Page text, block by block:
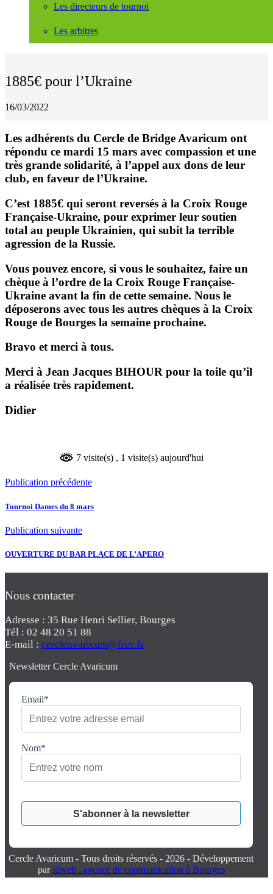
Les directeurs de tournoi
Les arbitres
1885€ pour l’Ukraine
16/03/2022
Les adhérents du Cercle de Bridge Avaricum ont
répondu ce mardi 15 mars avec compassion et une
très grande solidarité, à l’appel aux dons de leur
club, en faveur de l’Ukraine.
C’est 1885€ qui seront reversés à la Croix Rouge
Française-Ukraine, pour exprimer leur soutien
total au peuple Ukrainien, qui subit la terrible
agression de la Russie.
Vous pouvez encore, si vous le souhaitez, faire un
chèque à l’ordre de la Croix Rouge Française-
Ukraine avant la fin de cette semaine. Nous le
déposerons avec tous les autres chèques à la Croix
Rouge de Bourges la semaine prochaine.
Bravo et merci à tous.
Merci à Jean Jacques BIHOUR pour la toile qu’il
a réalisée très rapidement.
Didier
7 visite(s) , 1 visite(s) aujourd'hui
Publication précédente
Tournoi Dames du 8 mars
Publication suivante
OUVERTURE DU BAR PLACE DE L’APERO
Nous contacter
Adresse : 35 Rue Henri Sellier, Bourges
Tél : 02 48 20 51 88
E-mail : cercleavaricum@free.fr
Newsletter Cercle Avaricum
Email*
Nom*
Cercle Avaricum - Tous droits réservés - 2026 - Développement
paridweb . agence de communication à Bourges